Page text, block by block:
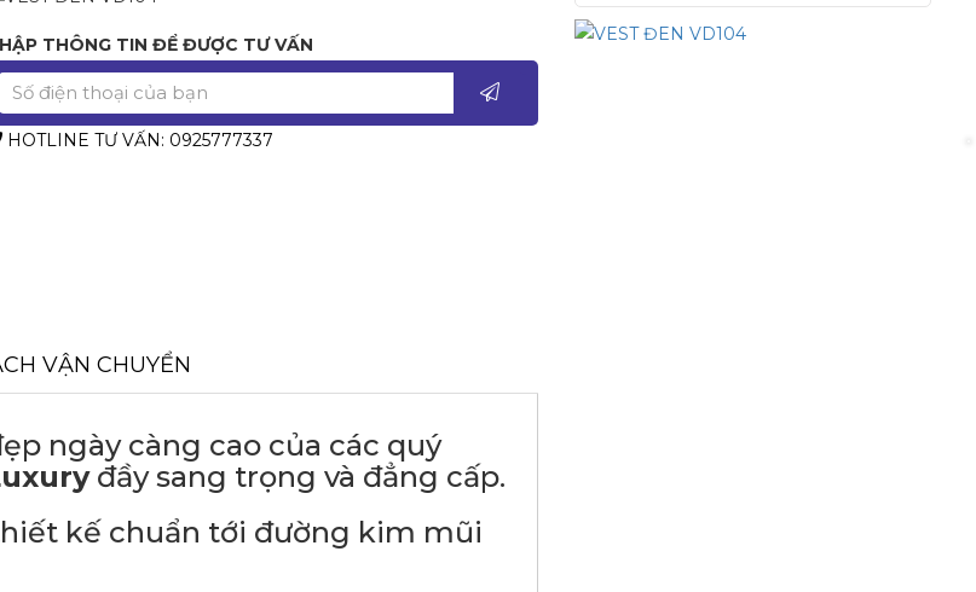
THÔNG TIN ĐỂ ĐƯỢC TƯ VẤN
HOTLINE TƯ VẤN: 0925777337
VẬN CHUYỂN
càng cao của các quý
đầy sang trọng và đẳng cấp.
đường kim mũi